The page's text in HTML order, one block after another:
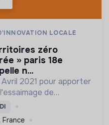
LOCALE
» paris 18e
n...
2021 pour apporter
de
Zéro Chômeur de
France